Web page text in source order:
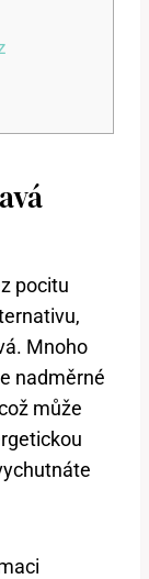
pocitu
Mnoho
nadměrné
může